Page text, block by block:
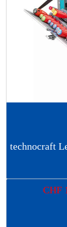
technocraft
CHF